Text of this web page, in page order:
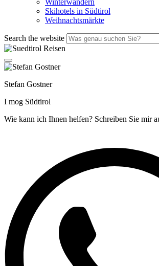
Winterwandern
Skihotels in Südtirol
Weihnachtsmärkte
Search the website
Stefan Gostner
I mog Südtirol
Wie kann ich Ihnen helfen? Schreiben Sie mir